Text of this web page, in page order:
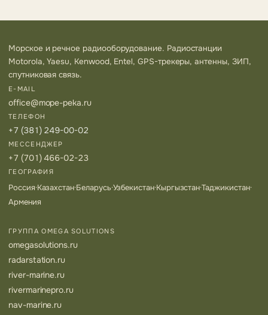
Морское и речное радиооборудование. Радиостанции
Motorola, Yaesu, Kenwood, Entel, GPS-трекеры, антенны, ЗИП,
спутниковая связь.
E-MAIL
office@mope-peka.ru
ТЕЛЕФОН
+7 (381) 249-00-02
МЕССЕНДЖЕР
+7 (701) 466-02-23
ГЕОГРАФИЯ
Россия·Казахстан·Беларусь·Узбекистан·Кыргызстан·Таджикистан·
Армения
ГРУППА OMEGA SOLUTIONS
omegasolutions.ru
radarstation.ru
river-marine.ru
rivermarinepro.ru
nav-marine.ru